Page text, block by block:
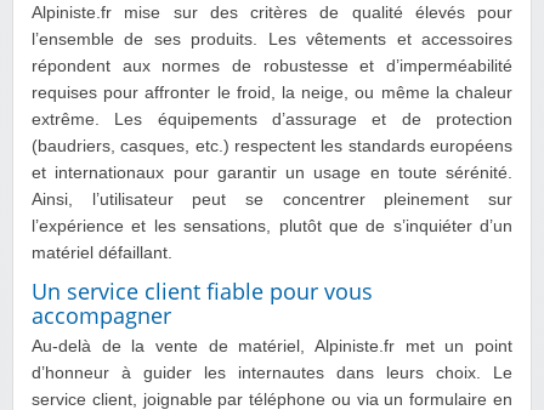
Alpiniste.fr mise sur des critères de qualité élevés pour
l’ensemble de ses produits. Les vêtements et accessoires
répondent aux normes de robustesse et d’imperméabilité
requises pour affronter le froid, la neige, ou même la chaleur
extrême. Les équipements d’assurage et de protection
(baudriers, casques, etc.) respectent les standards européens
et internationaux pour garantir un usage en toute sérénité.
Ainsi, l’utilisateur peut se concentrer pleinement sur
l’expérience et les sensations, plutôt que de s’inquiéter d’un
matériel défaillant.
Un service client fiable pour vous
accompagner
Au-delà de la vente de matériel, Alpiniste.fr met un point
d’honneur à guider les internautes dans leurs choix. Le
service client, joignable par téléphone ou via un formulaire en